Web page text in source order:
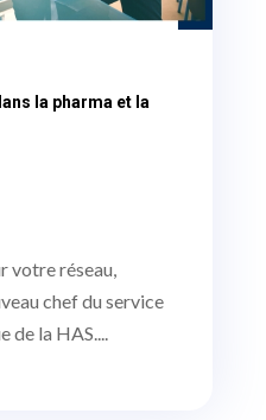
la pharma et la
votre réseau,
chef du service
de la HAS....